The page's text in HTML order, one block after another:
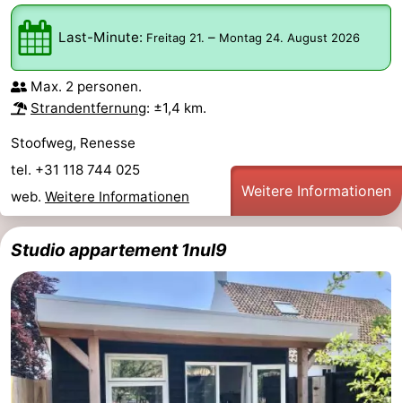
Last-Minute: Freitag 21. – Montag 24. August 2026
Max. 2 personen.
Strandentfernung: ±1,4 km.
Stoofweg, Renesse
tel. +31 118 744 025
web. Weitere Informationen Weitere Informationen
Studio appartement 1nul9